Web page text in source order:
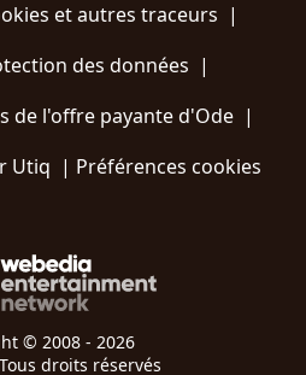
et autres traceurs |
des données |
de l'offre payante d'Ode |
Utiq | Préférences cookies
© 2008 - 2026
droits réservés